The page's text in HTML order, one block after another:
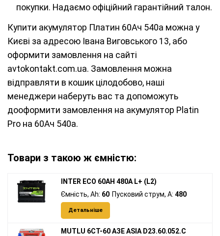
покупки. Надаємо офіційний гарантійний талон.
Купити акумулятор Платин 60Ач 540а можна у
Києві за адресою Івана Виговського 13, або
оформити замовлення на сайті
avtokontakt.com.ua. Замовлення можна
відправляти в кошик цілодобово, наші
менеджери наберуть вас та допоможуть
дооформити замовлення на акумулятор Platin
Pro на 60Ач 540а.
Товари з такою ж ємністю:
INTER ECO 60AH 480A L+ (L2)
Ємність, Ah: 60 Пусковий струм, A: 480
Детальніше
MUTLU 6СТ-60 АЗЕ ASIA D23.60.052.C